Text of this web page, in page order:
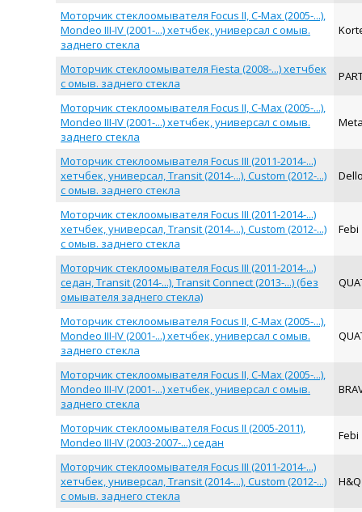
Моторчик стеклоомывателя Focus II, C-Max (2005-...),
Mondeo III-IV (2001-...) хетчбек, универсал с омыв.
заднего стекла
Моторчик стеклоомывателя Fiesta (2008-...) хетчбек
с омыв. заднего стекла
Моторчик стеклоомывателя Focus II, C-Max (2005-...),
Mondeo III-IV (2001-...) хетчбек, универсал с омыв.
заднего стекла
Моторчик стеклоомывателя Focus III (2011-2014-...)
хетчбек, универсал, Transit (2014-...), Custom (2012-...)
с омыв. заднего стекла
Моторчик стеклоомывателя Focus III (2011-2014-...)
хетчбек, универсал, Transit (2014-...), Custom (2012-...)
с омыв. заднего стекла
Febi
Моторчик стеклоомывателя Focus III (2011-2014-...)
седан, Transit (2014-...), Transit Connect (2013-...) (без
омывателя заднего стекла)
Моторчик стеклоомывателя Focus II, C-Max (2005-...),
Mondeo III-IV (2001-...) хетчбек, универсал с омыв.
заднего стекла
Моторчик стеклоомывателя Focus II, C-Max (2005-...),
Mondeo III-IV (2001-...) хетчбек, универсал с омыв.
заднего стекла
Моторчик стеклоомывателя Focus II (2005-2011),
Mondeo III-IV (2003-2007-...) седан
Febi
Моторчик стеклоомывателя Focus III (2011-2014-...)
хетчбек, универсал, Transit (2014-...), Custom (2012-...)
с омыв. заднего стекла